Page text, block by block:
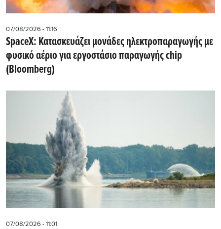
07/08/2026 - 11:16
SpaceX: Κατασκευάζει μονάδες ηλεκτροπαραγωγής με
φυσικό αέριο για εργοστάσιο παραγωγής chip
(Bloomberg)
07/08/2026 - 11:01